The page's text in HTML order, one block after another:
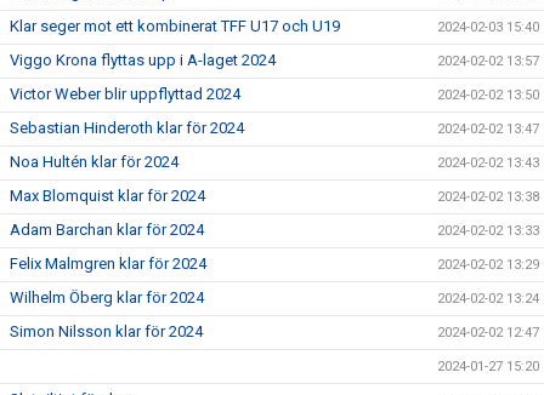
Klar seger mot ett kombinerat TFF U17 och U19 2024-02-03 15:40
Viggo Krona flyttas upp i A-laget 2024 2024-02-02 13:57
Victor Weber blir uppflyttad 2024 2024-02-02 13:50
Sebastian Hinderoth klar för 2024 2024-02-02 13:47
Noa Hultén klar för 2024 2024-02-02 13:43
Max Blomquist klar för 2024 2024-02-02 13:38
Adam Barchan klar för 2024 2024-02-02 13:33
Felix Malmgren klar för 2024 2024-02-02 13:29
Wilhelm Öberg klar för 2024 2024-02-02 13:24
Simon Nilsson klar för 2024 2024-02-02 12:47
2024-01-27 15:20